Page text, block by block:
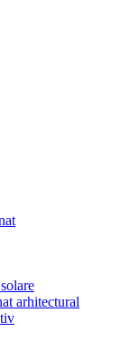
arhitectural